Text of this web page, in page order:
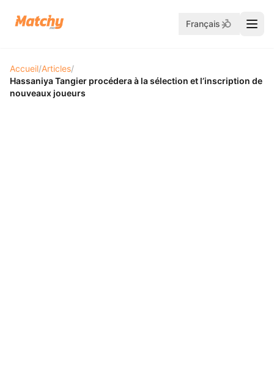
Français
Accueil/Articles/
Hassaniya Tangier procédera à la sélection et l’inscription de
nouveaux joueurs